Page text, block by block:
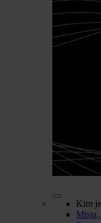
Kim
Misja,